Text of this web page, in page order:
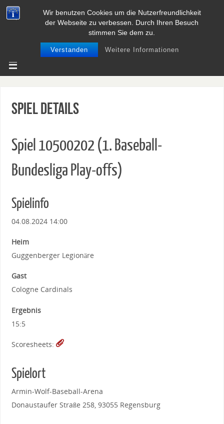
Wir benutzen Cookies um die Nutzerfreundlichkeit
der Webseite zu verbessen. Durch Ihren Besuch
stimmen Sie dem zu.
Verstanden Weitere Informationen
BASEBALL UND SOFTBALL IN
NIEDERSACHSEN
Spiel Details
Spiel 10500202 (1. Baseball-
Bundesliga Play-offs)
Spielinfo
04.08.2024 14:00
Heim
Guggenberger Legionäre
Gast
Cologne Cardinals
Ergebnis
15:5
Scoresheets:
Spielort
Armin-Wolf-Baseball-Arena
Donaustaufer Straße 258, 93055 Regensburg